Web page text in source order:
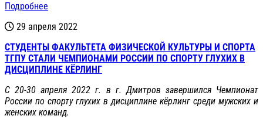
Подробнее
29 апреля 2022
СТУДЕНТЫ ФАКУЛЬТЕТА ФИЗИЧЕСКОЙ КУЛЬТУРЫ И СПОРТА
ТГПУ СТАЛИ ЧЕМПИОНАМИ РОССИИ ПО СПОРТУ ГЛУХИХ В
ДИСЦИПЛИНЕ КЁРЛИНГ
С 20-30 апреля 2022 г. в г. Дмитров завершился Чемпионат
России по спорту глухих в дисциплине кёрлинг среди мужских и
женских команд.